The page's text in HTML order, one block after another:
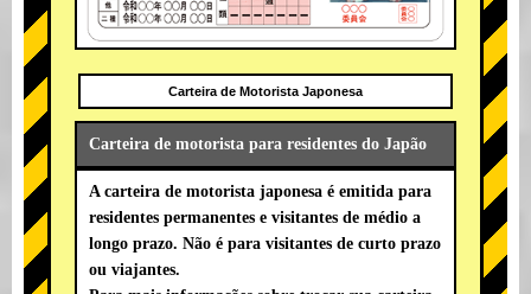
Carteira de Motorista Japonesa
Carteira de motorista para residentes do Japão
A carteira de motorista japonesa é emitida para
residentes permanentes e visitantes de médio a
longo prazo. Não é para visitantes de curto prazo
ou viajantes.